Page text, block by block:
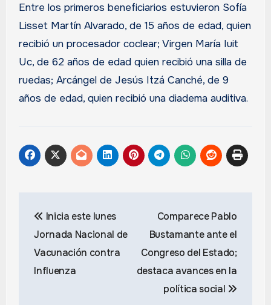
Entre los primeros beneficiarios estuvieron Sofía
Lisset Martín Alvarado, de 15 años de edad, quien
recibió un procesador coclear; Virgen María Iuit
Uc, de 62 años de edad quien recibió una silla de
ruedas; Arcángel de Jesús Itzá Canché, de 9
años de edad, quien recibió una diadema auditiva.
de
entradas
Inicia este lunes
Jornada Nacional de
Vacunación contra
Influenza
Comparece Pablo
Bustamante ante el
Congreso del Estado;
destaca avances en la
política social